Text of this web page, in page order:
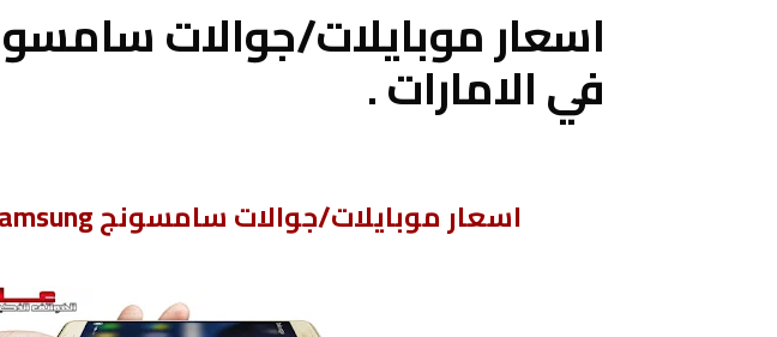
في الامارات .
اسعار موبايلات/جوالات سامسونج Samsung في الامارات .